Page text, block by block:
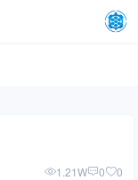
1.21W 0 0